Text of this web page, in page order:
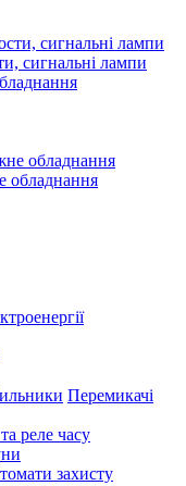
сигнальні лампи
обладнання
Перемикачі
реле часу
захисту